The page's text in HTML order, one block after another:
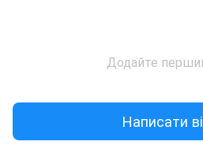
Додайте
Написати